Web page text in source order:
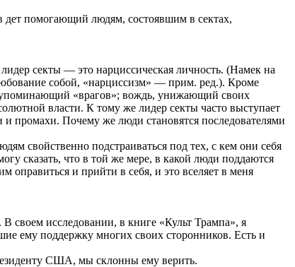
дет помогающий людям, состоявшим в сектах,
секты — это нарциссическая личность. (Намек на
собой, «нарциссизм» — прим. ред.). Кроме
упоминающий «врагов»; вождь, унижающий своих
власти. К тому же лидер секты часто выступает
промахи. Почему же люди становятся последователями
свойственно подстраиваться под тех, с кем они себя
сказать, что в той же мере, в какой люди поддаются
и прийти в себя, и это вселяет в меня
своем исследовании, в книге «Культ Трампа», я
ему поддержку многих своих сторонников. Есть и
США, мы склонны ему верить.